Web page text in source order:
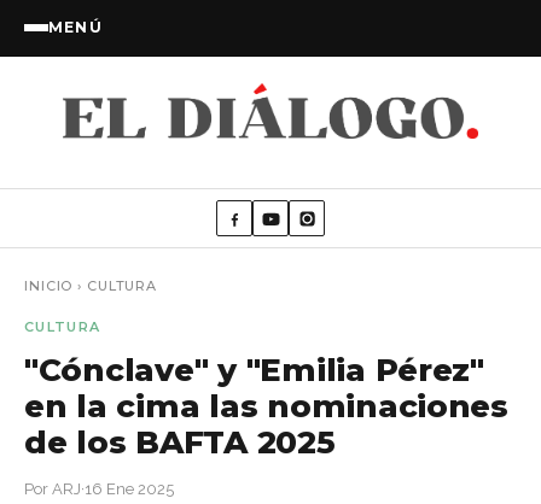
MENÚ
INICIO › CULTURA
CULTURA
"Cónclave" y "Emilia Pérez"
en la cima las nominaciones
de los BAFTA 2025
Por ARJ·16 Ene 2025